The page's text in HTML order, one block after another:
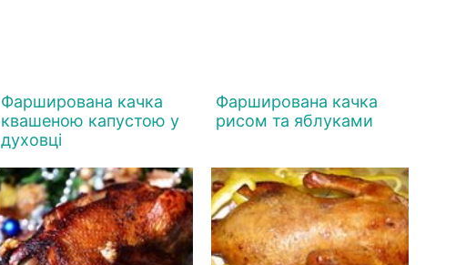
Фарширована качка
квашеною капустою у
духовці
Фарширована качка
рисом та яблуками